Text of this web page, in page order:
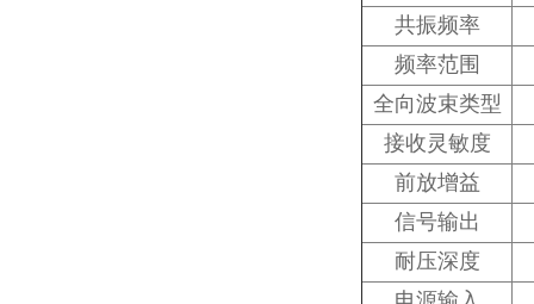
共振频率
频率范围
全向波束类型
接收灵敏度
前放增益
信号输出
耐压深度